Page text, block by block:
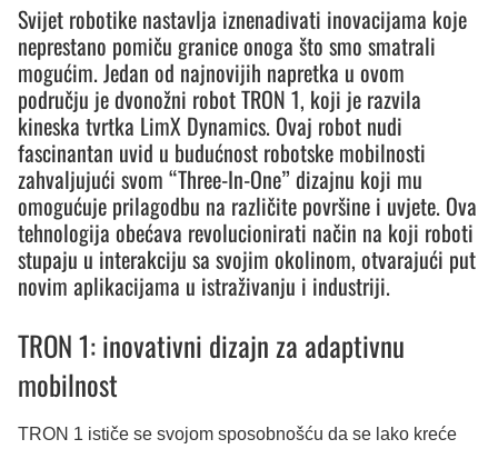
Svijet robotike nastavlja iznenadivati inovacijama koje
neprestano pomiču granice onoga što smo smatrali
mogućim. Jedan od najnovijih napretka u ovom
području je dvonožni robot TRON 1, koji je razvila
kineska tvrtka LimX Dynamics. Ovaj robot nudi
fascinantan uvid u budućnost robotske mobilnosti
zahvaljujući svom “Three-In-One” dizajnu koji mu
omogućuje prilagodbu na različite površine i uvjete. Ova
tehnologija obećava revolucionirati način na koji roboti
stupaju u interakciju sa svojim okolinom, otvarajući put
novim aplikacijama u istraživanju i industriji.
TRON 1: inovativni dizajn za adaptivnu
mobilnost
TRON 1 ističe se svojom sposobnošću da se lako kreće